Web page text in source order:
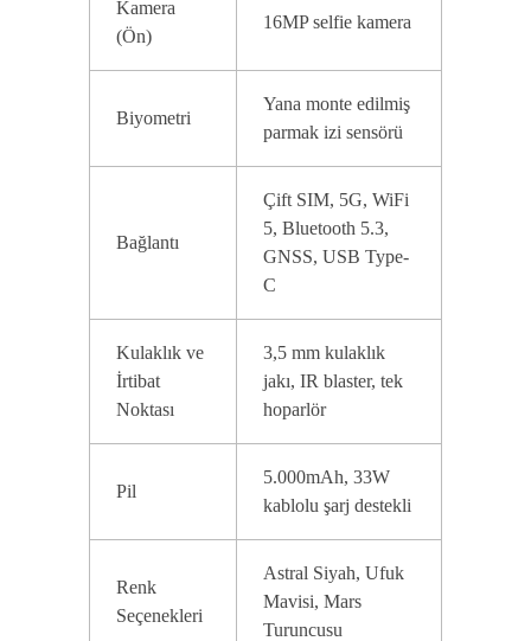
Kamera
(Ön)
16MP selfie kamera
Biyometri
Yana monte edilmiş
parmak izi sensörü
Bağlantı
Çift SIM, 5G, WiFi
5, Bluetooth 5.3,
GNSS, USB Type-
C
Kulaklık ve
İrtibat
Noktası
3,5 mm kulaklık
jakı, IR blaster, tek
hoparlör
Pil
5.000mAh, 33W
kablolu şarj destekli
Renk
Seçenekleri
Astral Siyah, Ufuk
Mavisi, Mars
Turuncusu